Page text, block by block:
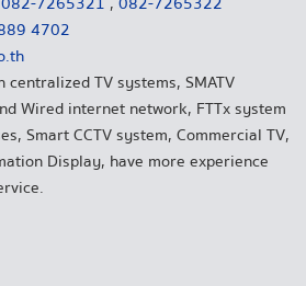
4702
centralized TV systems, SMATV
Wired internet network, FTTx system
Smart CCTV system, Commercial TV,
Display, have more experience